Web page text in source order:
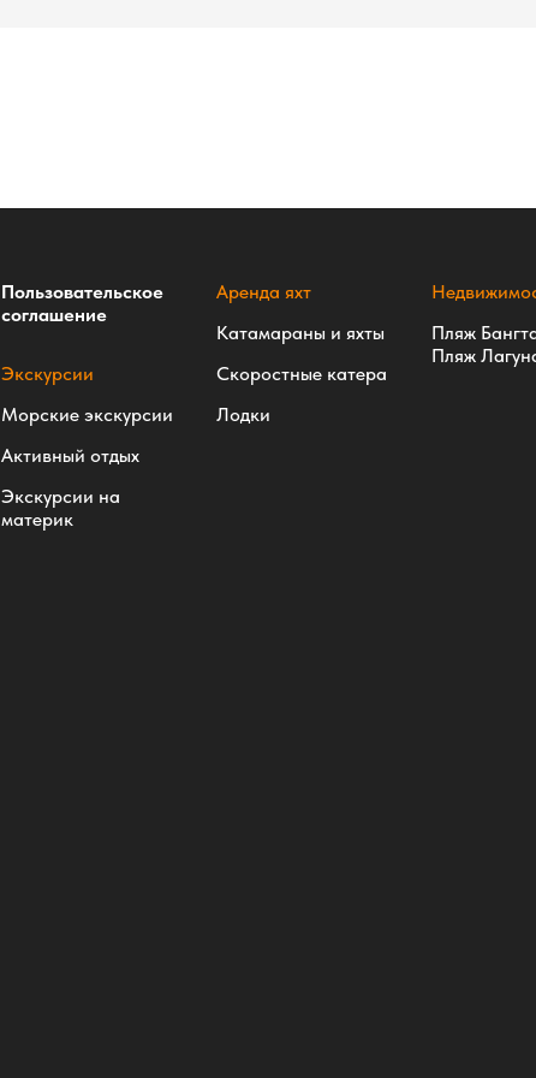
Пользовательское
соглашение
Экскурсии
Морские экскурсии
Активный отдых
Экскурсии на
материк
Аренда яхт
Катамараны и яхты
Скоростные катера
Лодки
Пляж
Пляж